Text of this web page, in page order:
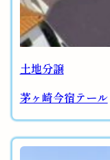
土地分譲
茅ヶ崎今宿テール